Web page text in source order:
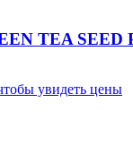
TEA
увидеть цены